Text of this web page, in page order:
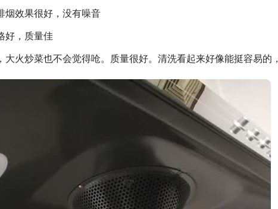
烟效果很好，没有噪音
好，质量佳
火炒菜也不会觉得呛。质量很好。清洗看起来好像能挺容易的，